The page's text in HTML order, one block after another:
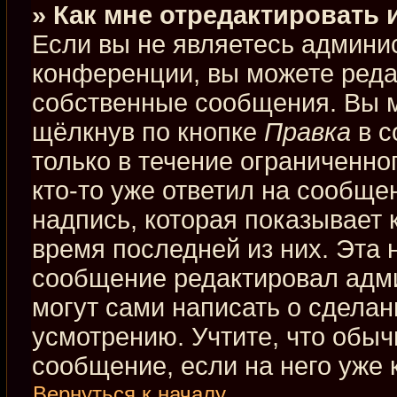
» Как мне
Если вы не являетесь
конференции, вы можете
собственные сообщения. Вы
щёлкнув по кнопке Правка в
только в течение
кто-то уже ответил на
надпись, которая показывает
время последней из них. Эта
сообщение редактировал
могут сами написать о
усмотрению. Учтите, что
сообщение, если на него уже